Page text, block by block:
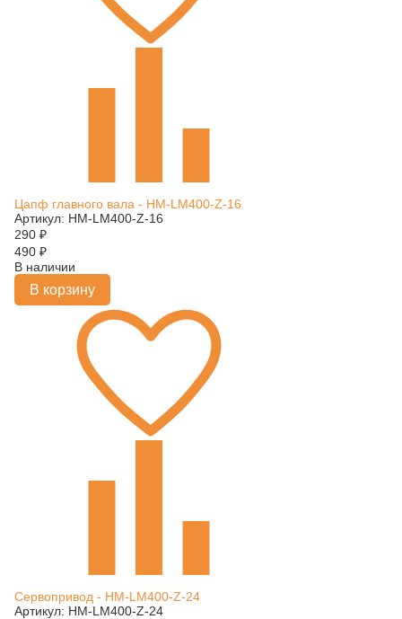
Цапф главного вала - HM-LM400-Z-16
Артикул: HM-LM400-Z-16
290 ₽
490 ₽
В наличии
В корзину
Сервопривод - HM-LM400-Z-24
Артикул: HM-LM400-Z-24